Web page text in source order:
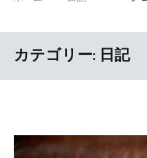
カテゴリー: 日記